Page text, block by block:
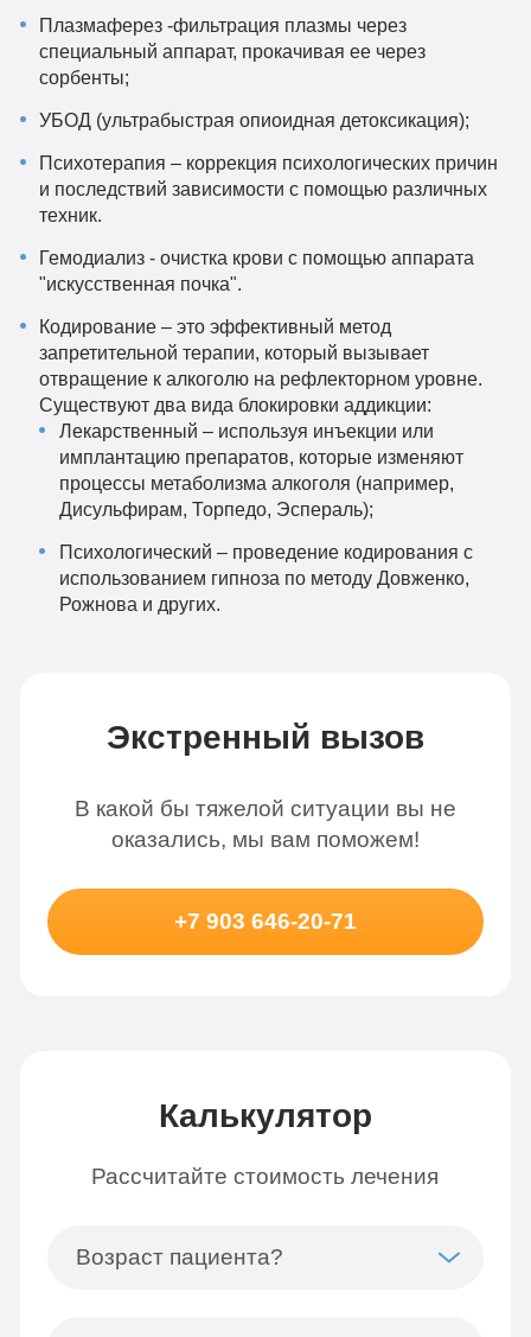
Плазмаферез -фильтрация плазмы через
специальный аппарат, прокачивая ее через
сорбенты;
УБОД (ультрабыстрая опиоидная детоксикация);
Психотерапия – коррекция психологических причин
и последствий зависимости с помощью различных
техник.
Гемодиализ - очистка крови с помощью аппарата
"искусственная почка".
Кодирование – это эффективный метод
запретительной терапии, который вызывает
отвращение к алкоголю на рефлекторном уровне.
Существуют два вида блокировки аддикции:
Лекарственный – используя инъекции или
имплантацию препаратов, которые изменяют
процессы метаболизма алкоголя (например,
Дисульфирам, Торпедо, Эспераль);
Психологический – проведение кодирования с
использованием гипноза по методу Довженко,
Рожнова и других.
Экстренный вызов
В какой бы тяжелой ситуации вы не
оказались, мы вам поможем!
+7 903 646-20-71
Калькулятор
Рассчитайте стоимость лечения
Возраст пациента?